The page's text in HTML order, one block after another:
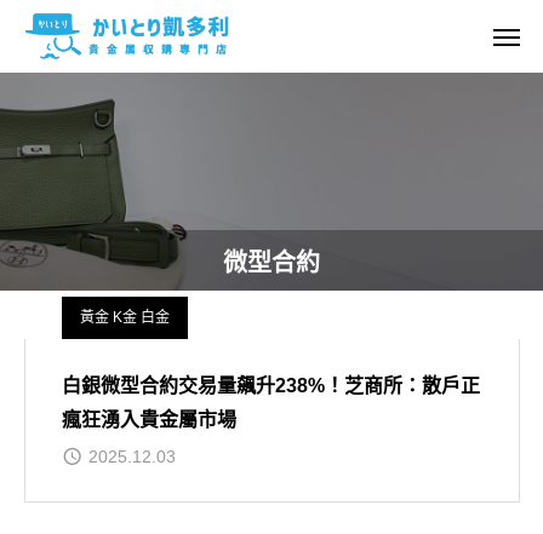
微型合約
黃金 K金 白金
白銀微型合約交易量飆升238%！芝商所：散戶正
瘋狂湧入貴金屬市場
2025.12.03